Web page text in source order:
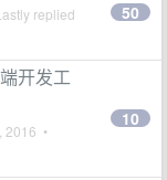
replied
50
开发工
2016 •
10